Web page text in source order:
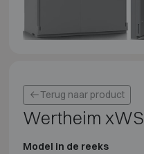
Terug naar product
Wertheim xWS
Model in de reeks